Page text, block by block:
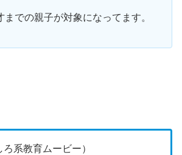
までの親子が対象になってます。
ろ系教育ムービー）